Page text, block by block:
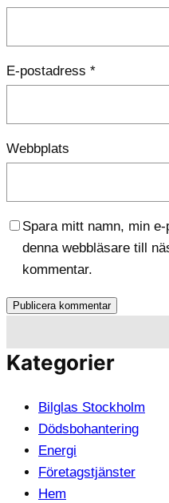
E-postadress *
Webbplats
Spara mitt namn, min
denna webbläsare till
kommentar.
Kategorier
Bilglas Stockholm
Dödsbohantering
Energi
Företagstjänster
Hem